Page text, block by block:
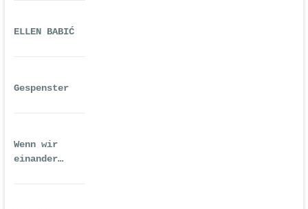
ELLEN BABIĆ
Gespenster
Wenn wir
einander